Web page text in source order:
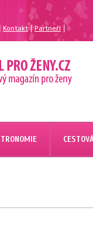
Kontakt| Partneří